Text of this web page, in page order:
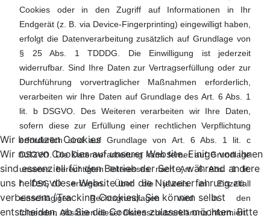
Cookies oder in den Zugriff auf Informationen in Ihr
Endgerät (z. B. via Device-Fingerprinting) eingewilligt haben,
erfolgt die Datenverarbeitung zusätzlich auf Grundlage von
§ 25 Abs. 1 TDDDG. Die Einwilligung ist jederzeit
widerrufbar. Sind Ihre Daten zur Vertragserfüllung oder zur
Durchführung vorvertraglicher Maßnahmen erforderlich,
verarbeiten wir Ihre Daten auf Grundlage des Art. 6 Abs. 1
lit. b DSGVO. Des Weiteren verarbeiten wir Ihre Daten,
sofern diese zur Erfüllung einer rechtlichen Verpflichtung
erforderlich sind auf Grundlage von Art. 6 Abs. 1 lit. c
DSGVO. Die Datenverarbeitung kann ferner auf Grundlage
unseres berechtigten Interesses nach Art. 6 Abs. 1 lit.
f DSGVO erfolgen. Über die jeweils im Einzelfall
einschlägigen Rechtsgrundlagen wird in den
folgenden Absätzen dieser Datenschutzerklärung informiert.
Wir benutzen Cookies
Wir nutzen Cookies auf unserer Website. Einige von ihnen
sind essenziell für den Betrieb der Seite, während andere
uns helfen, diese Website und die Nutzererfahrung zu
verbessern (Tracking Cookies). Sie können selbst
entscheiden, ob Sie die Cookies zulassen möchten. Bitte